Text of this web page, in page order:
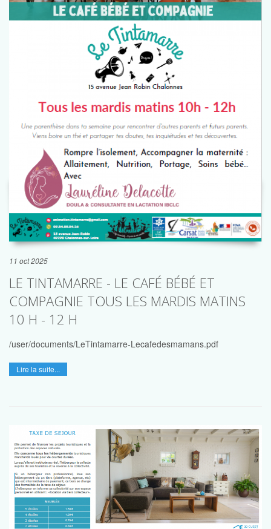
11 oct 2025
LE TINTAMARRE - LE CAFÉ BÉBÉ ET
COMPAGNIE TOUS LES MARDIS MATINS
10 H - 12 H
/user/documents/LeTintamarre-Lecafedesmamans.pdf
Lire la suite...